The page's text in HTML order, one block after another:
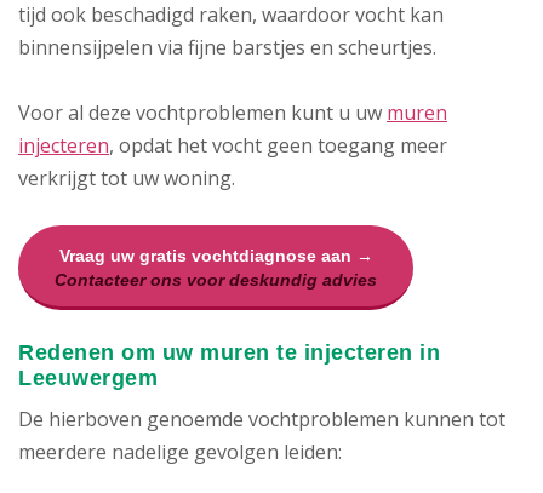
tijd ook beschadigd raken, waardoor vocht kan
binnensijpelen via fijne barstjes en scheurtjes.
Voor al deze vochtproblemen kunt u uw muren
injecteren, opdat het vocht geen toegang meer
verkrijgt tot uw woning.
Vraag uw gratis vochtdiagnose aan →
Contacteer ons voor deskundig advies
Redenen om uw muren te injecteren in
Leeuwergem
De hierboven genoemde vochtproblemen kunnen tot
meerdere nadelige gevolgen leiden: